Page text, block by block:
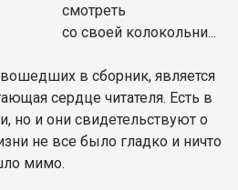
смотреть
со своей колокольни...
в сборник, является
сердце читателя. Есть в
но и они свидетельствуют о
не все было гладко и ничто
мимо.